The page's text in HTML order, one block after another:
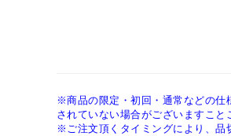
※商品の限定・初回・通常などの仕
されていない場合がございますこと
※ご注文頂くタイミングにより、品